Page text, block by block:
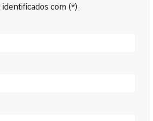
com (*).